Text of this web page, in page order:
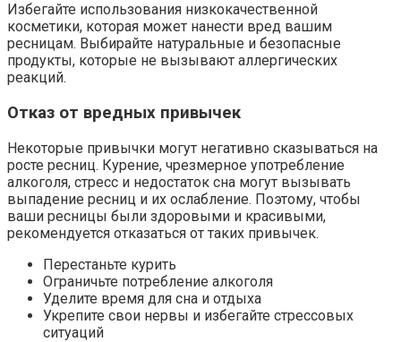
Избегайте использования низкокачественной
косметики, которая может нанести вред вашим
ресницам. Выбирайте натуральные и безопасные
продукты, которые не вызывают аллергических
реакций.
Отказ от вредных привычек
Некоторые привычки могут негативно сказываться на
росте ресниц. Курение, чрезмерное употребление
алкоголя, стресс и недостаток сна могут вызывать
выпадение ресниц и их ослабление. Поэтому, чтобы
ваши ресницы были здоровыми и красивыми,
рекомендуется отказаться от таких привычек.
Перестаньте курить
Ограничьте потребление алкоголя
Уделите время для сна и отдыха
Укрепите свои нервы и избегайте стрессовых
ситуаций